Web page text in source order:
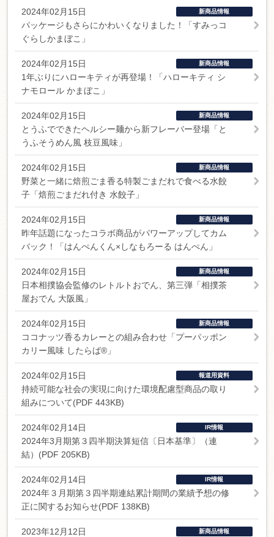
2024年02月15日 新商品情報
パッケージもさらにかわいくなりました！「すみっコ
ぐらしかまぼこ」
2024年02月15日 新商品情報
1年ぶりにハローキティが再登場！「ハローキティ シ
ナモロール かまぼこ」
2024年02月15日 新商品情報
とうふでできたヘルシー麺から新フレーバー登場「と
うふそうめん風 枝豆風味」
2024年02月15日 新商品情報
野菜と一緒に焙煎ごま香る特製ごまだれで食べる水餃
子「焙煎ごまだれ付き 水餃子」
2024年02月15日 新商品情報
昨年話題になったコラボ商品がパワーアップしてカム
バック！「はんぺんくん×しなもろーる はんぺん」
2024年02月15日 新商品情報
日本相撲協会監修のレトルトおでん、第三弾「相撲茶
屋おでん 大阪風」
2024年02月15日 新商品情報
ココナッツ香るカレーとの組み合わせ「プーパッポン
カリー風味 したらば®」
2024年02月15日 報道用資料
持続可能な社会の実現に向けた環境配慮型商品の取り
組みについて(PDF 443KB)
2024年02月14日 IR情報
2024年3月期第３四半期決算短信〔日本基準〕（連
結）(PDF 205KB)
2024年02月14日 IR情報
2024年３月期第３四半期連結累計期間の業績予想の修
正に関するお知らせ(PDF 138KB)
2023年12月12日 新商品情報